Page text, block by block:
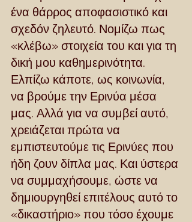
ένα θάρρος αποφασιστικό και
σχεδόν ζηλευτό. Νομίζω πως
«κλέβω» στοιχεία του και για τη
δική μου καθημερινότητα.
Ελπίζω κάποτε, ως κοινωνία,
να βρούμε την Ερινύα μέσα
μας. Αλλά για να συμβεί αυτό,
χρειάζεται πρώτα να
εμπιστευτούμε τις Ερινύες που
ήδη ζουν δίπλα μας. Και ύστερα
να συμμαχήσουμε, ώστε να
δημιουργηθεί επιτέλους αυτό το
«δικαστήριο» που τόσο έχουμε